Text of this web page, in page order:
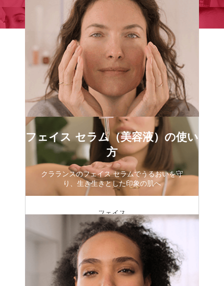
フェイス セラム（美容液）の使い
方
クラランスのフェイス セラムでうるおいを守
り、生き生きとした印象の肌へ
動画を見る
すべてのメソッド
フェイス